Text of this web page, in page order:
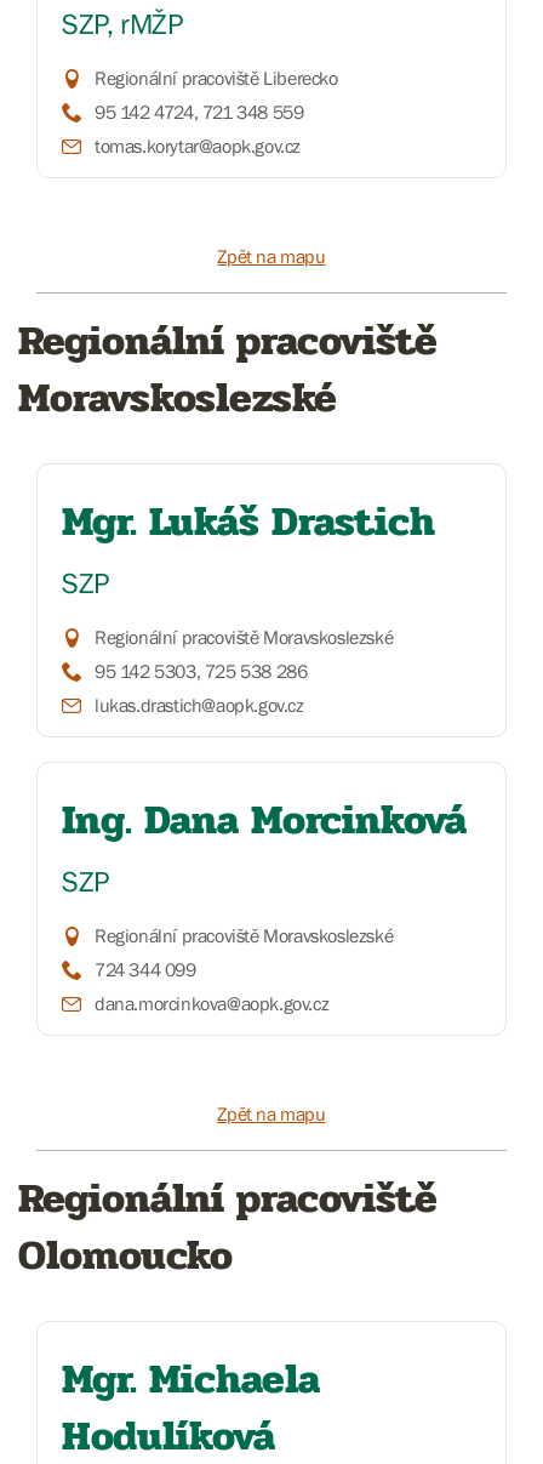
SZP, rMŽP
Regionální pracoviště Liberecko
95 142 4724, 721 348 559
tomas.korytar@aopk.gov.cz
Zpět na mapu
Regionální pracoviště
Moravskoslezské
Mgr. Lukáš Drastich
SZP
Regionální pracoviště Moravskoslezské
95 142 5303, 725 538 286
lukas.drastich@aopk.gov.cz
Ing. Dana Morcinková
SZP
Regionální pracoviště Moravskoslezské
724 344 099
dana.morcinkova@aopk.gov.cz
Zpět na mapu
Regionální pracoviště
Olomoucko
Mgr. Michaela
Hodulíková